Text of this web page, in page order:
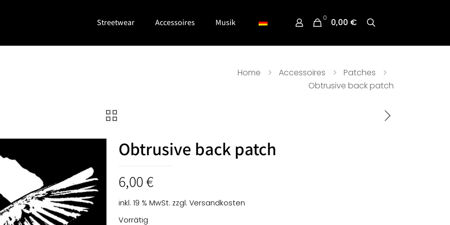
Streetwear Accessoires Musik 0 0,00 €
Home Accessoires
Patches
Obtrusive back patch
Obtrusive back patch
6,00€
inkl. 19 % MwSt. zzgl. Versandkosten
Vorrätig